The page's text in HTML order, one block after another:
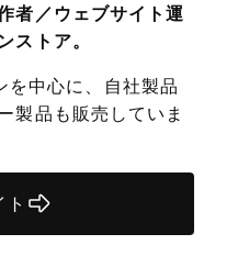
者／ウェブサイト運
ストア。
中心に、自社製品
製品も販売していま